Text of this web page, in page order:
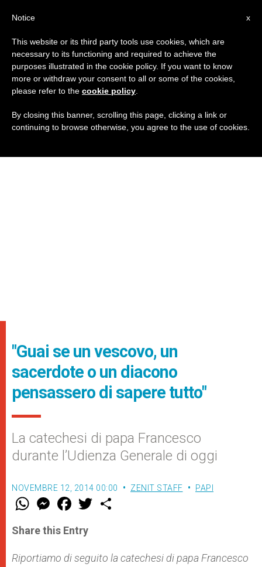
"Guai se un vescovo, un
sacerdote o un diacono
pensassero di sapere tutto"
La catechesi di papa Francesco
durante l’Udienza Generale di oggi
NOVEMBRE 12, 2014 00:00 ZENIT STAFF PAPI
W
t
s
p
p
M
e
s
e
g
e
F
a
e
b
o
k
w
r
Share this Entry
Riportiamo di seguito la catechesi di papa Francesco
x
Notice
This website or its third party tools use cookies, which are
necessary to its functioning and required to achieve the
purposes illustrated in the cookie policy. If you want to know
more or withdraw your consent to all or some of the cookies,
please refer to the cookie policy
By closing this banner, scrolling this page, clicking a link or
continuing to browse otherwise, you agree to the use of cookies.